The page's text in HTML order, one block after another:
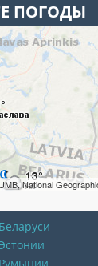
ПОГОДЫ
National